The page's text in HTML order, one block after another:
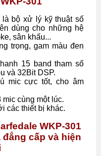
là bộ xử lý kỹ thuật số
dùng cho những hệ
sân khấu...
trọng, gam màu đen
15 band tham số
và 32Bit DSP.
mic cực tốt, cho âm
cùng một lúc.
các thiết bị khác.
WKP-301
cấp và hiện